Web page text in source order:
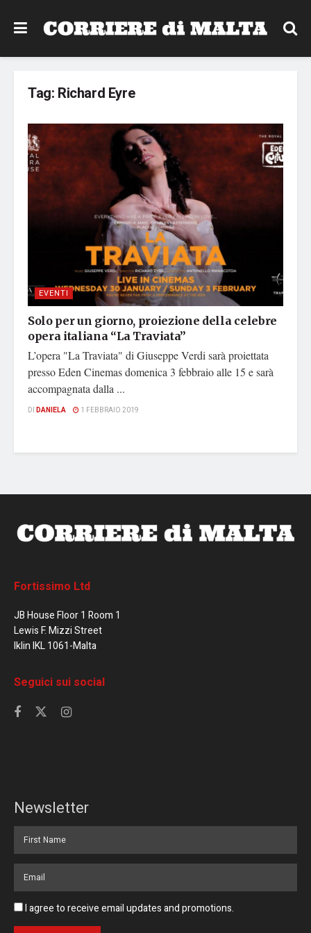
Tag: Richard Eyre
EVENTI
Solo per un giorno, proiezione della celebre
opera italiana “La Traviata”
L’opera "La Traviata" di Giuseppe Verdi sarà proiettata
presso Eden Cinemas domenica 3 febbraio alle 15 e sarà
accompagnata dalla ...
DI DANIELA 1 FEBBRAIO 2019
Fortissimo Ltd
JB House Floor 1 Room 1
Lewis F. Mizzi Street
Iklin IKL 1061-Malta
Seguici sui social
Newsletter
I agree to receive email updates and promotions.